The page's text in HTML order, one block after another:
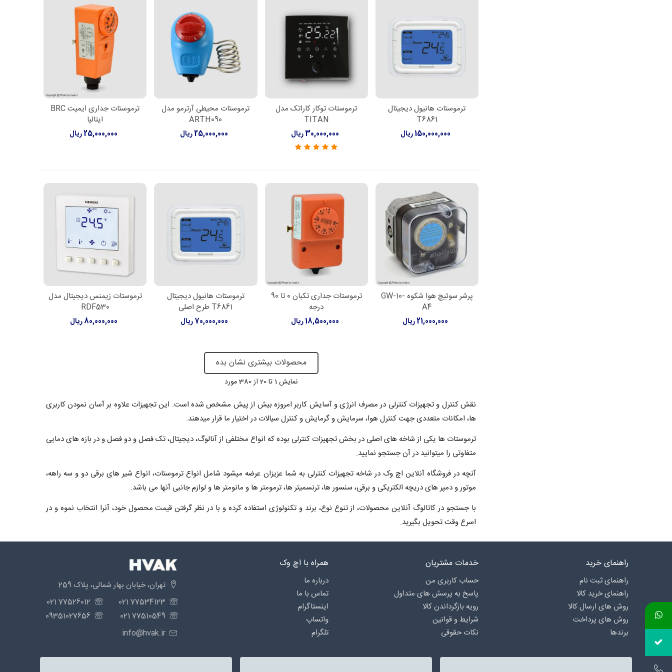
اطلاعات بیشتر
ترموستات هانیول دیجیتال
T6861
150,000,000 ریال
افزودن به سبد خرید
ترموستات توکار کاراتک مدل
TITAN
30,000,000 ریال
افزودن به سبد خرید
ترموستات محیطی آرترمو مدل
ARTH090
25,000,000 ریال
افزودن به سبد خرید
ترموستات جداری ایمیت BRC
ایتالیا
25,000,000 ریال
افزودن به سبد خرید
پرشر سوئیچ هوا شکوه GW-10-
A4
21,000,000 ریال
افزودن به سبد خرید
ترموستات جداری تکبان 0 تا 90
درجه
18,500,000 ریال
افزودن به سبد خرید
ترموستات هانیول دیجیتال
T6861 طرح اصلی
70,000,000 ریال
افزودن به سبد خرید
ترموستات زیمنس دیجیتال مدل
RDF530
80,000,000 ریال
محصولات بیشتری نشان بده
نمایش 1 تا 20 از 380 مورد
نقش کنترل و تجهیزات کنترلی در مصرف انرژی و آسایش کاربر امروزه بیش از پیش مشخص شده است. این تجهیزات علاوه بر آسان نمودن کاربری
ها، امکانات متعددی جهت کنترل هوا، سرمایش و گرمایش و کنترل سیالات در اختیار ما قرار میدهند.
ترموستات ها یکی از شاخه های اصلی در بخش تجهیزات کنترلی بوده که انواع مختلفی از آنالوگ، دیجیتال، تک فصل و دو فصل و در بازه های دمایی
متفاوتی را میتوانید در آن جستجو نمایید.
آنچه در فروشگاه آنلاین اچ وک در شاخه تجهیزات کنترلی به شما عزیزان عرضه میشود شامل انواع ترموستات، انواع شیر های برقی دو و سه راهه،
موتور و دمپر های دریچه الکتریکی و برقی، سنسور ها، ترنسمیتر ها، ترمومتر ها و مانومتر ها و لوازم جانبی آنها می باشد.
با جستجو در کاتالوگ آنلاین محصولات، از تنوع نوع، برند و تکنولوژی استفاده کرده و با در نظر گرفتن قیمت محصول خود، آنرا انتخاب نموه و در
اسرع وقت تحویل بگیرید.
راهنمای خرید
راهنمای ثبت نام
راهنمای خرید کالا
روش های ارسال کالا
روش های پرداخت
برندها
خدمات مشتریان
حساب کاربری من
پاسخ به پرسش های متداول
رویه بازگرداندن کالا
شرایط و قوانین
نکات حقوقی
همراه با اچ وک
درباره‌ ما
تماس با ما
اینستاگرام
واتساپ
تلگرام
تهران، خیابان بهار شمالی، پلاک 259
77534123 021
77526012 021
77510549 021
09351027656
info@hvak.ir